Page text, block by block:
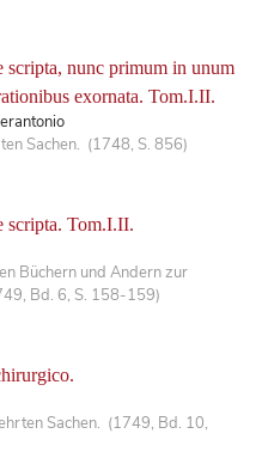
scripta, nunc primum in unum
exornata. Tom.I.II.
Sachen. (1748, S. 856)
scripta. Tom.I.II.
Büchern und Andern zur
Bd. 6, S. 158-159)
Sachen. (1749, Bd. 10,